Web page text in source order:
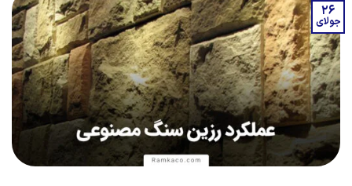
26
جولای